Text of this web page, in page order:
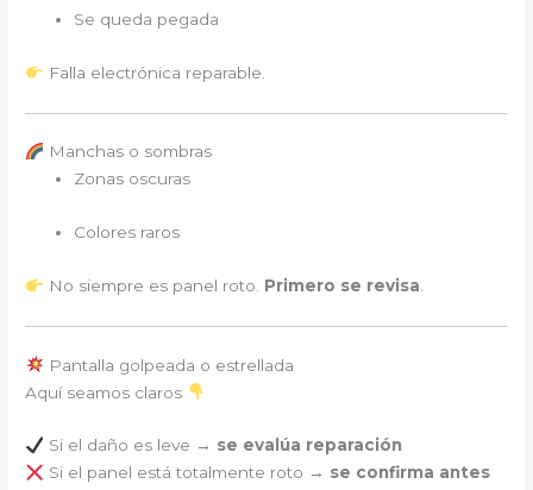
Se queda pegada
Falla electrónica reparable.
Manchas o sombras
Zonas oscuras
Colores raros
No siempre es panel roto. Primero se revisa.
Pantalla golpeada o estrellada
Aquí seamos claros
Si el daño es leve → se evalúa reparación
Si el panel está totalmente roto → se confirma antes